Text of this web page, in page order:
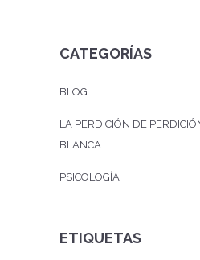
CATEGORÍAS
BLOG
LA PERDICIÓN DE
BLANCA
PSICOLOGÍA
ETIQUETAS